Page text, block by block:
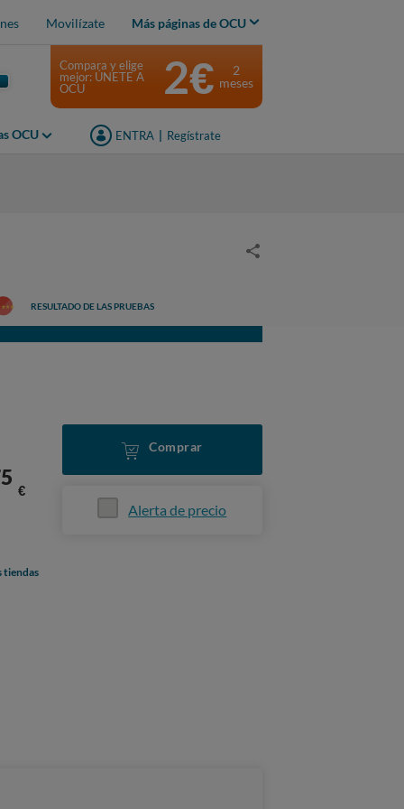
Movilízate Más páginas de OCU
OCU ENTRA Regístrate
Compara y elige
mejor: ÚNETE A
OCU
2€
2
meses
RESULTADO DE LAS PRUEBAS
€
Comprar
Alerta de precio
tiendas